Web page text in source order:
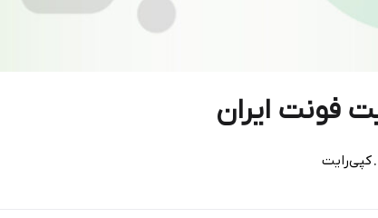
فونت ایران
.کپی‌رایت